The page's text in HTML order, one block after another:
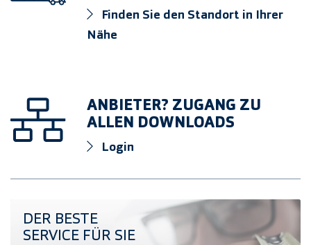
Finden Sie den Standort in Ihrer
Nähe
ANBIETER? ZUGANG ZU
ALLEN DOWNLOADS
Login
Entdecken Sie das ProOne Sortiment
DER BESTE
SERVICE FÜR SIE